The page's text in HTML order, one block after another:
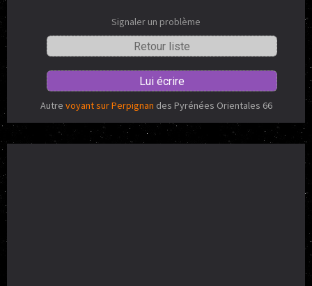
Signaler un problème
Retour liste
Lui écrire
Autre voyant sur Perpignan des Pyrénées Orientales 66